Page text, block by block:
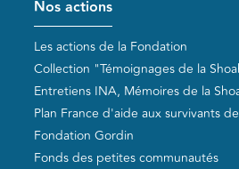
Nos actions
Les actions de la Fondation
Collection "Témoignages de la
Entretiens INA, Mémoires de la
Plan France d'aide aux survivants
Fondation Gordin
Fonds des petites communautés